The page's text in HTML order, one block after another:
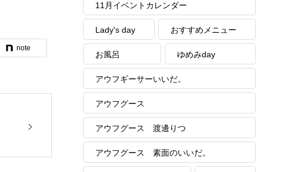
note
11月イベントカレンダー
Lady's day おすすめメニュー
お風呂 ゆめみday
アウフギーサーいいだ。
アウフグース
アウフグース 渡邊りつ
アウフグース 素面のいいだ。